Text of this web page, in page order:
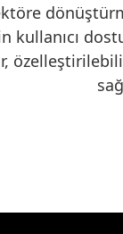
kullanıcı